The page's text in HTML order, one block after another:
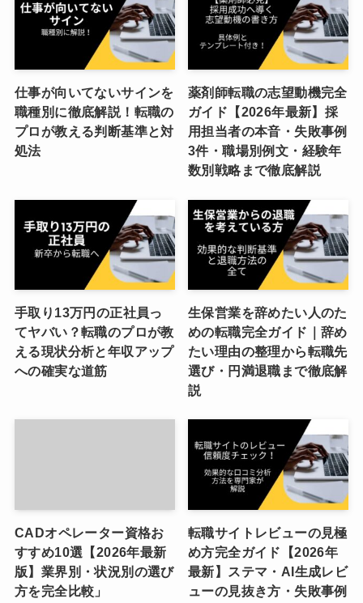
仕事が向いてないサインを
職種別に徹底解説！転職の
プロが教える判断基準と対
処法
薬剤師転職の志望動機完全
ガイド【2026年最新】採
用担当者の本音・失敗事例
3件・職場別例文・経験年
数別戦略まで徹底解説
手取り13万円の正社員っ
てヤバい？転職のプロが教
える現状分析と年収アップ
への確実な道筋
生保営業を辞めたい人のた
めの転職完全ガイド｜辞め
たい理由の整理から転職先
選び・円満退職まで徹底解
説
CADオペレーター資格お
すすめ10選【2026年最新
版】業界別・状況別の選び
方を完全比較」
転職サイトレビューの見極
め方完全ガイド【2026年
最新】ステマ・AI生成レビ
ューの見抜き方・失敗事例